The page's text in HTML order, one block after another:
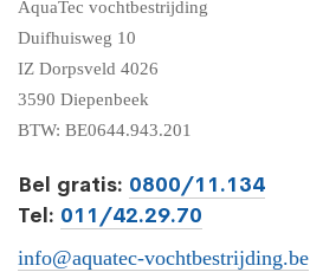
AquaTec vochtbestrijding
Duifhuisweg 10
IZ Dorpsveld 4026
3590 Diepenbeek
BTW: BE0644.943.201
Bel gratis: 0800/11.134
Tel: 011/42.29.70
info@aquatec-vochtbestrijding.be